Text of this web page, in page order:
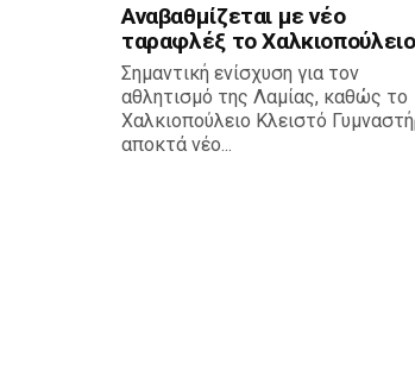
Αναβαθμίζεται με νέο
ταραφλέξ το
Σημαντική ενίσχυση για τον
αθλητισμό της Λαμίας, καθώς το
Χαλκιοπούλειο Κλειστό
αποκτά νέο...